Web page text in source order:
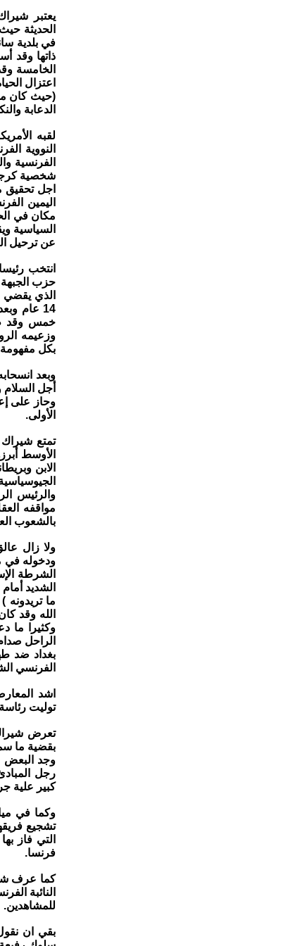
يعتبر
ذاتها وقد
الخامسة
(حيث كان
الدعابة
لقبه
النووية
الفرنسية
شخصية
اجل تحقيق
اليمين
مكان في
عن ترحيل
الذي يقضي
14 عام
خمس وقد
بكل مفهومة
وبعد
أجل
وحاز على
الأولى.
تمتع
الأوسط
الابن
والرئيس
مواقفه
بالشعوب
ودخوله في
الشرطة
الشديد
ما
الله وقد
وكثيرا ما
الفرنسي
اشد
توليت
تعرض
بقضية ما
وجد البعض
رجل
كبير علية
وكما في
التي فاز
فرنسا.
كما عرف
النائبة
للمشاهدين.
بقي ان